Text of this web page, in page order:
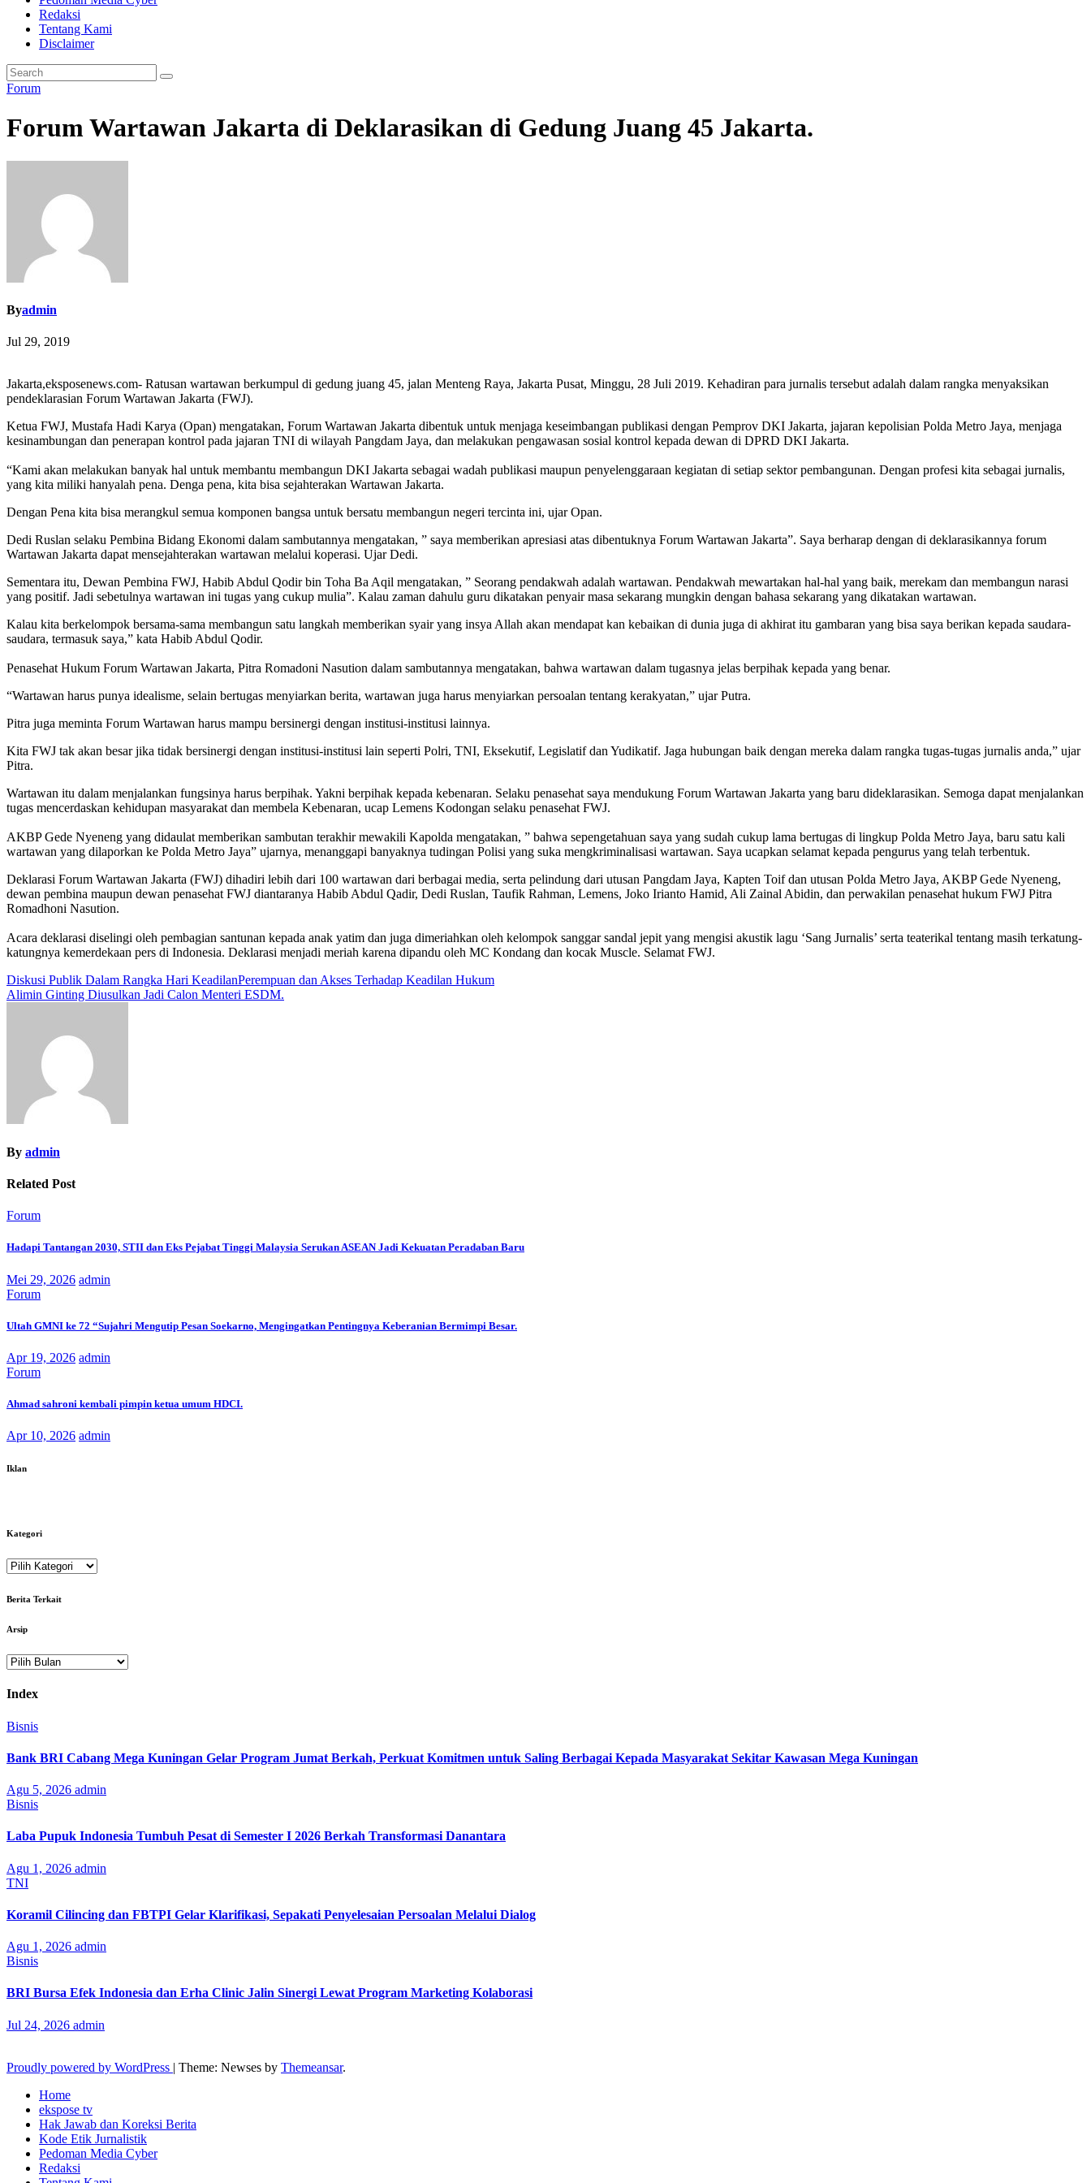
Redaksi
Tentang Kami
Disclaimer
Forum
Forum Wartawan Jakarta di Deklarasikan di Gedung Juang 45 Jakarta.
Byadmin
Jul 29, 2019
Jakarta,eksposenews.com- Ratusan wartawan berkumpul di gedung juang 45, jalan Menteng Raya, Jakarta Pusat, Minggu, 28 Juli 2019. Kehadiran para jurnalis tersebut adalah dalam rangka menyaksikan
pendeklarasian Forum Wartawan Jakarta (FWJ).
Ketua FWJ, Mustafa Hadi Karya (Opan) mengatakan, Forum Wartawan Jakarta dibentuk untuk menjaga keseimbangan publikasi dengan Pemprov DKI Jakarta, jajaran kepolisian Polda Metro Jaya, menjaga
kesinambungan dan penerapan kontrol pada jajaran TNI di wilayah Pangdam Jaya, dan melakukan pengawasan sosial kontrol kepada dewan di DPRD DKI Jakarta.
“Kami akan melakukan banyak hal untuk membantu membangun DKI Jakarta sebagai wadah publikasi maupun penyelenggaraan kegiatan di setiap sektor pembangunan. Dengan profesi kita sebagai jurnalis,
yang kita miliki hanyalah pena. Denga pena, kita bisa sejahterakan Wartawan Jakarta.
Dengan Pena kita bisa merangkul semua komponen bangsa untuk bersatu membangun negeri tercinta ini, ujar Opan.
Dedi Ruslan selaku Pembina Bidang Ekonomi dalam sambutannya mengatakan, ” saya memberikan apresiasi atas dibentuknya Forum Wartawan Jakarta”. Saya berharap dengan di deklarasikannya forum
Wartawan Jakarta dapat mensejahterakan wartawan melalui koperasi. Ujar Dedi.
Sementara itu, Dewan Pembina FWJ, Habib Abdul Qodir bin Toha Ba Aqil mengatakan, ” Seorang pendakwah adalah wartawan. Pendakwah mewartakan hal-hal yang baik, merekam dan membangun narasi
yang positif. Jadi sebetulnya wartawan ini tugas yang cukup mulia”. Kalau zaman dahulu guru dikatakan penyair masa sekarang mungkin dengan bahasa sekarang yang dikatakan wartawan.
Kalau kita berkelompok bersama-sama membangun satu langkah memberikan syair yang insya Allah akan mendapat kan kebaikan di dunia juga di akhirat itu gambaran yang bisa saya berikan kepada saudara-
saudara, termasuk saya,” kata Habib Abdul Qodir.
Penasehat Hukum Forum Wartawan Jakarta, Pitra Romadoni Nasution dalam sambutannya mengatakan, bahwa wartawan dalam tugasnya jelas berpihak kepada yang benar.
“Wartawan harus punya idealisme, selain bertugas menyiarkan berita, wartawan juga harus menyiarkan persoalan tentang kerakyatan,” ujar Putra.
Pitra juga meminta Forum Wartawan harus mampu bersinergi dengan institusi-institusi lainnya.
Kita FWJ tak akan besar jika tidak bersinergi dengan institusi-institusi lain seperti Polri, TNI, Eksekutif, Legislatif dan Yudikatif. Jaga hubungan baik dengan mereka dalam rangka tugas-tugas jurnalis anda,” ujar
Pitra.
Wartawan itu dalam menjalankan fungsinya harus berpihak. Yakni berpihak kepada kebenaran. Selaku penasehat saya mendukung Forum Wartawan Jakarta yang baru dideklarasikan. Semoga dapat menjalankan
tugas mencerdaskan kehidupan masyarakat dan membela Kebenaran, ucap Lemens Kodongan selaku penasehat FWJ.
AKBP Gede Nyeneng yang didaulat memberikan sambutan terakhir mewakili Kapolda mengatakan, ” bahwa sepengetahuan saya yang sudah cukup lama bertugas di lingkup Polda Metro Jaya, baru satu kali
wartawan yang dilaporkan ke Polda Metro Jaya” ujarnya, menanggapi banyaknya tudingan Polisi yang suka mengkriminalisasi wartawan. Saya ucapkan selamat kepada pengurus yang telah terbentuk.
Deklarasi Forum Wartawan Jakarta (FWJ) dihadiri lebih dari 100 wartawan dari berbagai media, serta pelindung dari utusan Pangdam Jaya, Kapten Toif dan utusan Polda Metro Jaya, AKBP Gede Nyeneng,
dewan pembina maupun dewan penasehat FWJ diantaranya Habib Abdul Qadir, Dedi Ruslan, Taufik Rahman, Lemens, Joko Irianto Hamid, Ali Zainal Abidin, dan perwakilan penasehat hukum FWJ Pitra
Romadhoni Nasution.
Acara deklarasi diselingi oleh pembagian santunan kepada anak yatim dan juga dimeriahkan oleh kelompok sanggar sandal jepit yang mengisi akustik lagu ‘Sang Jurnalis’ serta teaterikal tentang masih terkatung-
katungnya kemerdekaan pers di Indonesia. Deklarasi menjadi meriah karena dipandu oleh MC Kondang dan kocak Muscle. Selamat FWJ.
Navigasi
pos
Diskusi Publik Dalam Rangka Hari KeadilanPerempuan dan Akses Terhadap Keadilan Hukum
Alimin Ginting Diusulkan Jadi Calon Menteri ESDM.
By admin
Related Post
Forum
Hadapi Tantangan 2030, STII dan Eks Pejabat Tinggi Malaysia Serukan ASEAN Jadi Kekuatan Peradaban Baru
Mei 29, 2026 admin
Forum
Ultah GMNI ke 72 “Sujahri Mengutip Pesan Soekarno, Mengingatkan Pentingnya Keberanian Bermimpi Besar.
Apr 19, 2026 admin
Forum
Ahmad sahroni kembali pimpin ketua umum HDCI.
Apr 10, 2026 admin
Iklan
Kategori
Kategori
Berita Terkait
Arsip
Arsip
Index
Bisnis
Bank BRI Cabang Mega Kuningan Gelar Program Jumat Berkah, Perkuat Komitmen untuk Saling Berbagai Kepada Masyarakat Sekitar Kawasan Mega Kuningan
Agu 5, 2026 admin
Bisnis
Laba Pupuk Indonesia Tumbuh Pesat di Semester I 2026 Berkah Transformasi Danantara
Agu 1, 2026 admin
TNI
Koramil Cilincing dan FBTPI Gelar Klarifikasi, Sepakati Penyelesaian Persoalan Melalui Dialog
Agu 1, 2026 admin
Bisnis
BRI Bursa Efek Indonesia dan Erha Clinic Jalin Sinergi Lewat Program Marketing Kolaborasi
Jul 24, 2026 admin
Proudly powered by WordPress | Theme: Newses by Themeansar.
Home
ekspose tv
Hak Jawab dan Koreksi Berita
Kode Etik Jurnalistik
Pedoman Media Cyber
Redaksi